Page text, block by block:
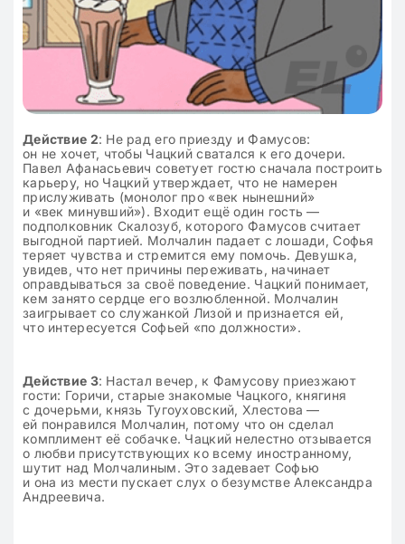
Действие 2: Не рад его приезду и Фамусов:
он не хочет, чтобы Чацкий сватался к его дочери.
Павел Афанасьевич советует гостю сначала построить
карьеру, но Чацкий утверждает, что не намерен
прислуживать (монолог про «век нынешний»
и «век минувший»). Входит ещё один гость —
подполковник Скалозуб, которого Фамусов считает
выгодной партией. Молчалин падает с лошади, Софья
теряет чувства и стремится ему помочь. Девушка,
увидев, что нет причины переживать, начинает
оправдываться за своё поведение. Чацкий понимает,
кем занято сердце его возлюбленной. Молчалин
заигрывает со служанкой Лизой и признается ей,
что интересуется Софьей «по должности».
Действие 3: Настал вечер, к Фамусову приезжают
гости: Горичи, старые знакомые Чацкого, княгиня
с дочерьми, князь Тугоуховский, Хлестова —
ей понравился Молчалин, потому что он сделал
комплимент её собачке. Чацкий нелестно отзывается
о любви присутствующих ко всему иностранному,
шутит над Молчалиным. Это задевает Софью
и она из мести пускает слух о безумстве Александра
Андреевича.